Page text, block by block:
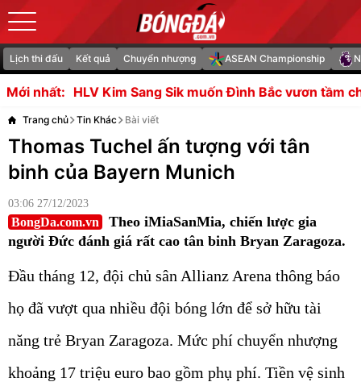
Lịch thi đấu Kết quả Chuyển nhượng ASEAN Championship
Mới nhất:
Sik muốn Đình Bắc vươn tầm châu Á HLV
Trang chủ Tin Khác Bài viết
Thomas Tuchel ấn tượng với tân
binh của Bayern Munich
03:06 27/12/2023
BongDa.com.vn
Theo iMiaSanMia, chiến lược gia
người Đức đánh giá rất cao tân binh Bryan Zaragoza.
Đầu tháng 12, đội chủ sân Allianz Arena thông báo
họ đã vượt qua nhiều đội bóng lớn để sở hữu tài
năng trẻ Bryan Zaragoza. Mức phí chuyển nhượng
khoảng 17 triệu euro bao gồm phụ phí. Tiền vệ sinh